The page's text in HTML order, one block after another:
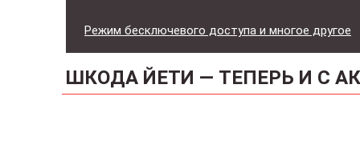
Режим бесключевого доступа и многое другое
ШКОДА ЙЕТИ — ТЕПЕРЬ И С